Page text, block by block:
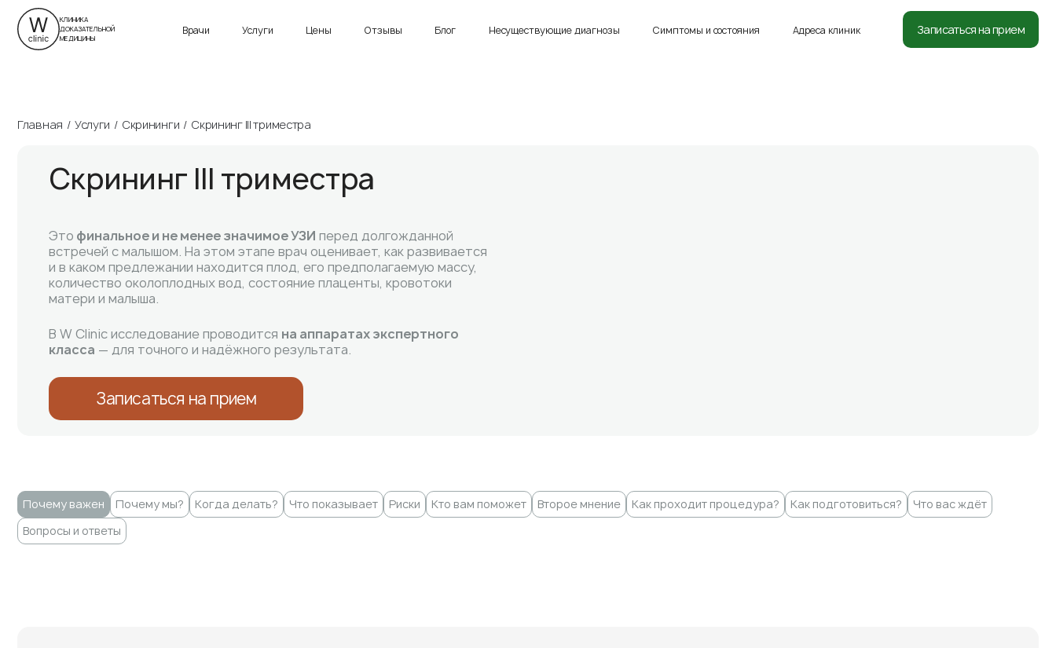
г. Санкт-Петербург
Пн-Вс 9:00 – 21:00
Пн-Вс 9:00 – 21:00
8 (812) 332-54-05
КЛИНИКА
ДОКАЗАТЕЛЬНОЙ
МЕДИЦИНЫ
Врачи Услуги Цены Отзывы Блог Несуществующие диагнозы Симптомы и состояния Адреса клиник Записаться на прием
Главная Услуги Скрининги Скрининг III триместра
Скрининг III триместра
Это финальное и не менее значимое УЗИ перед долгожданной
встречей с малышом. На этом этапе врач оценивает, как развивается
и в каком предлежании находится плод, его предполагаемую массу,
количество околоплодных вод, состояние плаценты, кровотоки
матери и малыша.
В W Clinic исследование проводится на аппаратах экспертного
класса — для точного и надёжного результата.
Записаться на прием
Почему важен Почему мы? Когда делать? Что показывает Риски Кто вам поможет Второе мнение Как проходит процедура? Как подготовиться?
Что вас ждёт
Вопросы и ответы